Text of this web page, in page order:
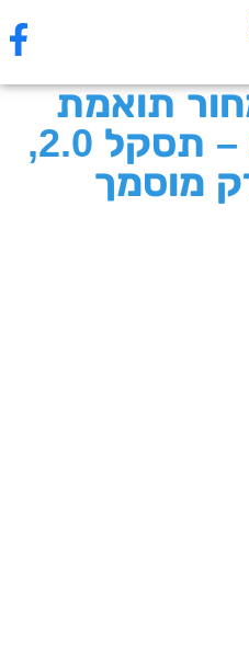
תואמת
לתסקירים – תסקל 2.0,